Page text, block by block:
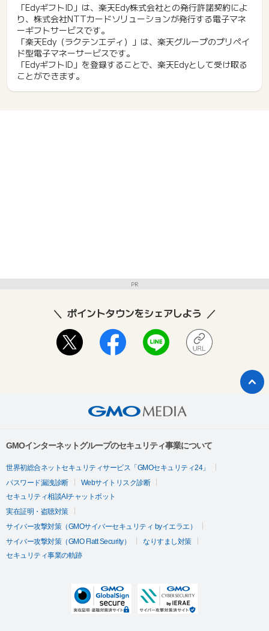
「EdyギフトID」は、楽天Edy株式会社との発行許諾契約によ
り、株式会社NTTカードソリューションが発行する電子マネ
ーギフトサービスです。
「楽天Edy（ラクテンエディ）」は、楽天グループのプリペイ
ド型電子マネーサービスです。
「EdyギフトID」を登録することで、楽天Edyとして受け取る
ことができます。
PR
ポイントタウンをシェアしよう
GMOインターネットグループのセキュリティ事業について
世界初総合ネットセキュリティサービス「GMOセキュリティ24」
パスワード漏洩診断
Webサイトリスク診断
セキュリティ相談AIチャットボット
実在証明・盗聴対策
サイバー攻撃対策（GMOサイバーセキュリティ byイエラエ）
サイバー攻撃対策（GMO Flatt Security）
なりすまし対策
セキュリティ事業の軌跡